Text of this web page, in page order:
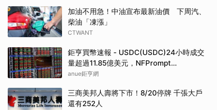
加油不用急！中油宣布最新油價 下周汽、
柴油「凍漲」
CTWANT
鉅亨買幣速報 - USDC(USDC)24小時成交
量超過11.85億美元，NFPrompt
Token(NFP)24小時漲幅達66.2%
anue鉅亨網
三商美邦人壽將下市！8/20停牌 千張大戶
還有252人